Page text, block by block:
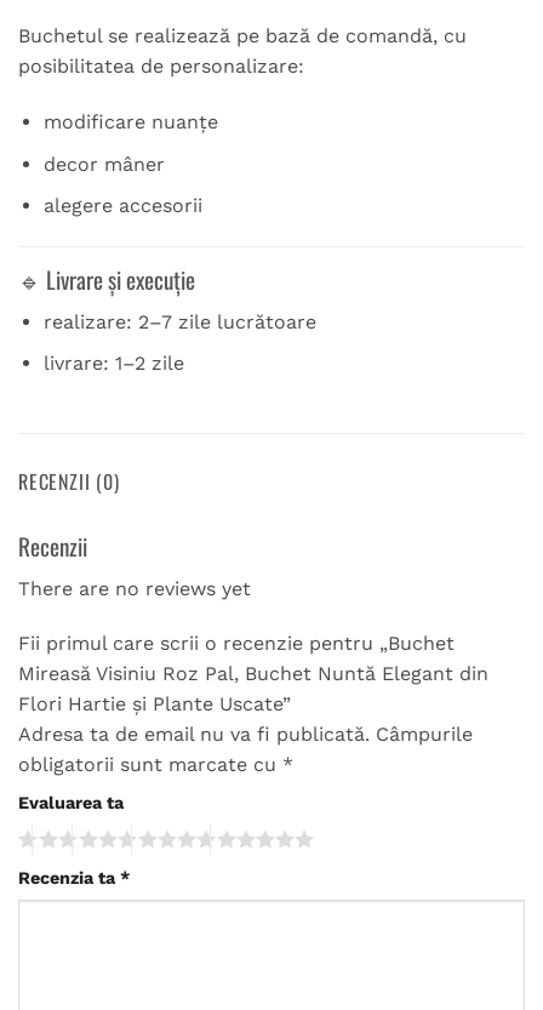
Buchetul se realizează pe bază de comandă, cu
posibilitatea de personalizare:
modificare nuanțe
decor mâner
alegere accesorii
🔹 Livrare și execuție
realizare: 2–7 zile lucrătoare
livrare: 1–2 zile
RECENZII (0)
Recenzii
There are no reviews yet
Fii primul care scrii o recenzie pentru „Buchet
Mireasă Visiniu Roz Pal, Buchet Nuntă Elegant din
Flori Hartie și Plante Uscate”
Adresa ta de email nu va fi publicată. Câmpurile
obligatorii sunt marcate cu *
Evaluarea ta
Recenzia ta *